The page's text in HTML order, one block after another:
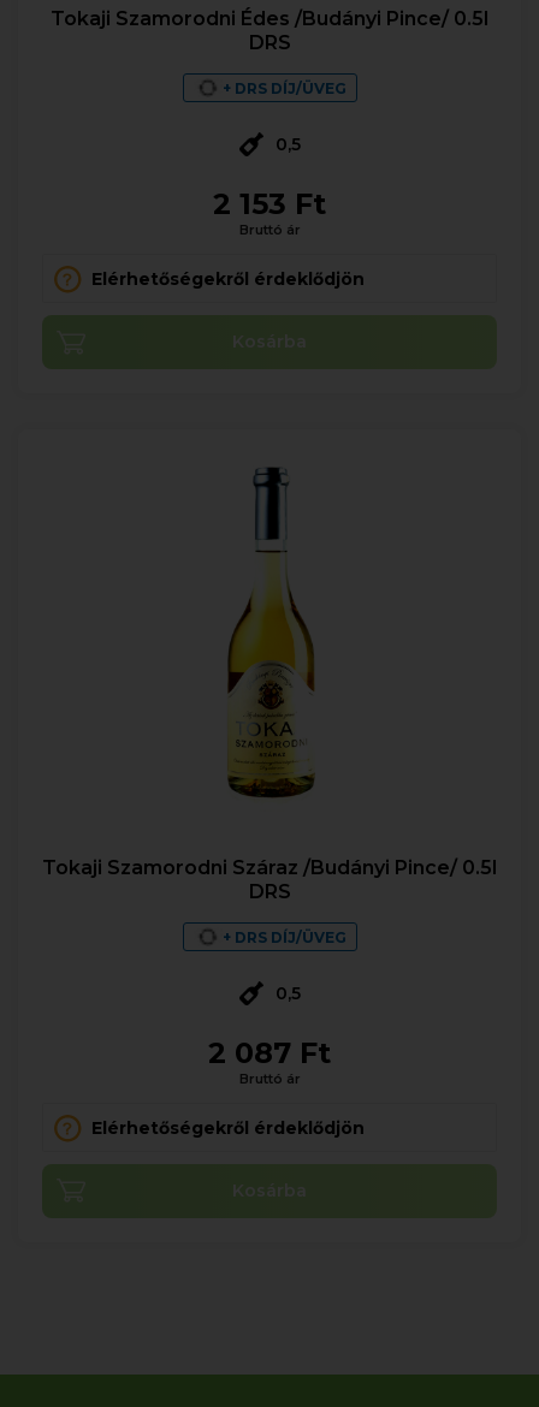
Tokaji Szamorodni Édes /Budányi Pince/ 0.5l
DRS
+ DRS DÍJ/ÜVEG
0,5
2 153 Ft
Bruttó ár
Elérhetőségekről érdeklődjön
Kosárba
Tokaji Szamorodni Száraz /Budányi Pince/ 0.5l
DRS
+ DRS DÍJ/ÜVEG
0,5
2 087 Ft
Bruttó ár
Elérhetőségekről érdeklődjön
Kosárba